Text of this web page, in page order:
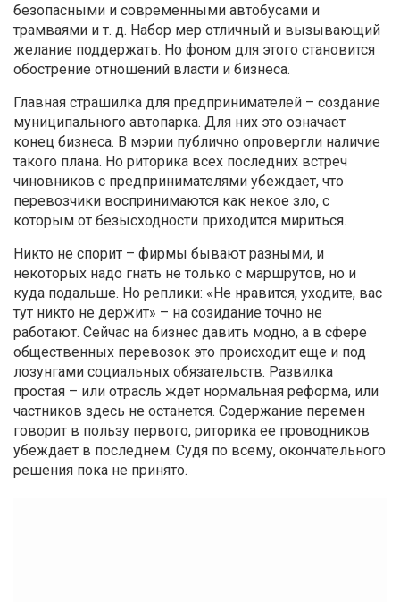
безопасными и современными автобусами и
трамваями и т. д. Набор мер отличный и вызывающий
желание поддержать. Но фоном для этого становится
обострение отношений власти и бизнеса.
Главная страшилка для предпринимателей – создание
муниципального автопарка. Для них это означает
конец бизнеса. В мэрии публично опровергли наличие
такого плана. Но риторика всех последних встреч
чиновников с предпринимателями убеждает, что
перевозчики воспринимаются как некое зло, с
которым от безысходности приходится мириться.
Никто не спорит – фирмы бывают разными, и
некоторых надо гнать не только с маршрутов, но и
куда подальше. Но реплики: «Не нравится, уходите, вас
тут никто не держит» – на созидание точно не
работают. Сейчас на бизнес давить модно, а в сфере
общественных перевозок это происходит еще и под
лозунгами социальных обязательств. Развилка
простая – или отрасль ждет нормальная реформа, или
частников здесь не останется. Содержание перемен
говорит в пользу первого, риторика ее проводников
убеждает в последнем. Судя по всему, окончательного
решения пока не принято.